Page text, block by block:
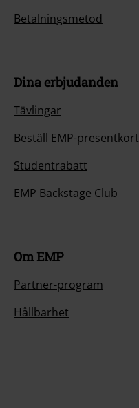
Betalningsmetod
Dina erbjudanden
Tävlingar
Beställ EMP-presentkort
Studentrabatt
EMP Backstage Club
Om EMP
Partner-program
Hållbarhet